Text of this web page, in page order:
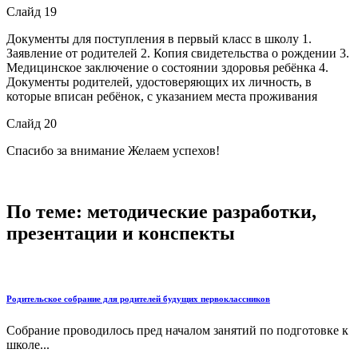
Слайд 19
Документы для поступления в первый класс в школу 1.
Заявление от родителей 2. Копия свидетельства о рождении 3.
Медицинское заключение о состоянии здоровья ребёнка 4.
Документы родителей, удостоверяющих их личность, в
которые вписан ребёнок, с указанием места проживания
Слайд 20
Спасибо за внимание Желаем успехов!
По теме: методические разработки,
презентации и конспекты
Родительское собрание для родителей будущих первоклассников
Собрание проводилось пред началом занятий по подготовке к
школе...